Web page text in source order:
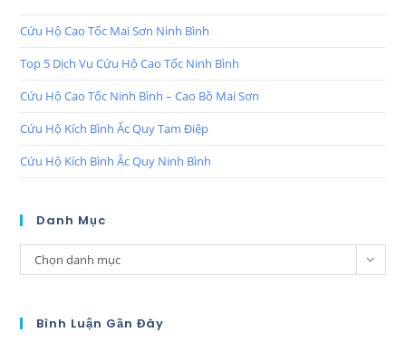
Cứu Hộ Cao Tốc Mai Sơn Ninh Bình
Top 5 Dịch Vụ Cứu Hộ Cao Tốc Ninh Bình
Cứu Hộ Cao Tốc Ninh Bình – Cao Bồ Mai Sơn
Cứu Hộ Kích Bình Ắc Quy Tam Điệp
Cứu Hộ Kích Bình Ắc Quy Ninh Bình
Danh Mục
Chọn danh mục
Bình Luận Gần Đây